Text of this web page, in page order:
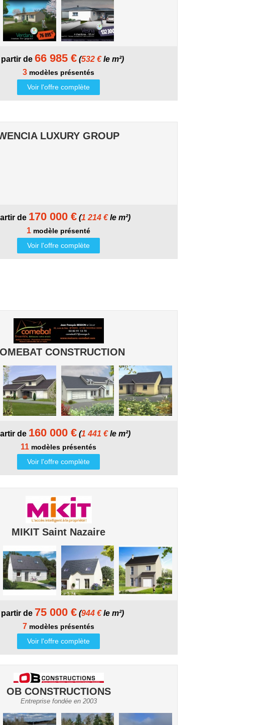
partir de66 985 € (532 €le m²)
3 modèles présentés
Voir l'offre complète
LUXURY GROUP
de 170 000 € (1 214 €le m²)
1 modèle présenté
Voir l'offre complète
CONSTRUCTION
de 160 000 € (1 441 €le m²)
11 modèles présentés
Voir l'offre complète
MIKIT Saint Nazaire
partir de 75 000 € (944 €le m²)
7 modèles présentés
Voir l'offre complète
OB CONSTRUCTIONS
Entreprise fondée en 2003